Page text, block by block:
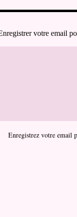
votre email
Enregistrez votre email